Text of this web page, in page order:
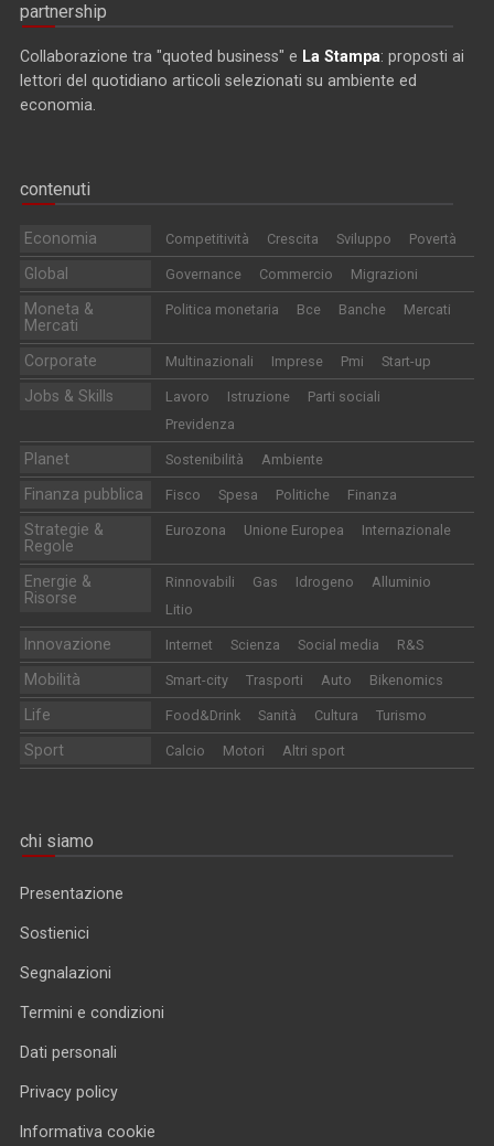
partnership
Collaborazione tra "quoted business" e La Stampa: proposti ai
lettori del quotidiano articoli selezionati su ambiente ed
economia.
contenuti
Economia Competitività Crescita Sviluppo Povertà
Global Governance Commercio Migrazioni
Moneta &
Mercati
Politica monetaria Bce Banche Mercati
Corporate Multinazionali Imprese Pmi Start-up
Jobs & Skills Lavoro Istruzione
Parti sociali
Previdenza
Planet Sostenibilità Ambiente
Finanza pubblica Fisco Spesa Politiche Finanza
Strategie &
Regole
Eurozona Unione Europea Internazionale
Energie &
Risorse
Rinnovabili Gas Idrogeno
Alluminio
Litio
Innovazione Internet Scienza Social media R&S
Mobilità Smart-city Trasporti Auto Bikenomics
Life Food&Drink Sanità Cultura Turismo
Sport Calcio Motori Altri sport
chi siamo
Presentazione
Sostienici
Segnalazioni
Termini e condizioni
Dati personali
Privacy policy
Informativa cookie